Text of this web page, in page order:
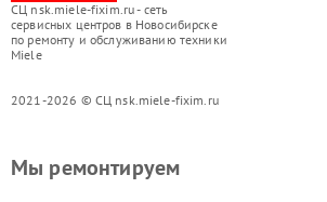
СЦ nsk.miele-fixim.ru - сеть
сервисных центров в Новосибирске
по ремонту и обслуживанию техники
Miele
2021-2026 © СЦ nsk.miele-fixim.ru
Мы ремонтируем